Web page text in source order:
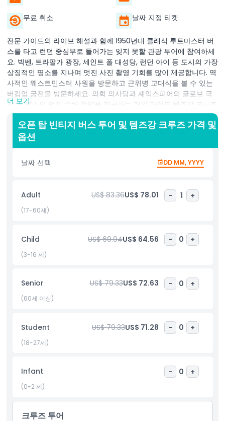
무료 취소 날짜 지정 티켓
전문 가이드의 라이브 해설과 함께 1950년대 클래식 루트마스터 버
스를 타고 런던 중심부로 들어가는 잊지 못할 관광 투어에 참여하세
요. 빅벤, 트라팔가 광장, 세인트 폴 대성당, 런던 아이 등 도시의 가장
상징적인 명소를 지나며 멋진 사진 촬영 기회를 많이 제공합니다. 역
사적인 웨스트민스터 사원을 방문하고 근위병 교대식을 볼 수 있는
버킹엄 궁전을 방문하세요. 의회 의사당과 셰익스피어의 글로브 극
장 등 명소의 멋진 수변 전망을 제공하는 개인 가이드 템즈강 크루즈
로 하루를 더욱 특별하게 만드세요. 추가 혜택으로 런던 아이 탑승,
런던 타워 방문, 전통 피시앤칩스 점심 또는 유명한 해롯 티룸에서의
오후 크림 티를 포함하도록 투어를 업그레이드할 수 있습니다. 이 런
던 관광 경험은 고전적인 매력과 잊지 못할 전망이 완벽하게 조화를
이루며, 처음 방문하는 이들과 도시의 가장 유명한 하이라이트를 편
안하게 즐기고자 하는 분들에게 이상적입니다.
아동 성인 정책
포함되지 않는 사항
알아야 할 사항
위치
교환 방법
더 보기
오픈 탑 빈티지 버스 투어 및 템즈강 크루즈 가격 및
옵션
날짜 선택 DD MM, YYYY
Adult US$ 83.36US$ 78.01 - 1 +
(17-60세)
Child US$ 69.94US$ 64.56 - 0 +
(3-16 세)
Senior US$ 79.33US$ 72.63 - 0 +
(60세 이상)
Student US$ 79.33US$ 71.28 - 0 +
(18-27세)
Infant - 0 +
(0-2 세)
크루즈 투어